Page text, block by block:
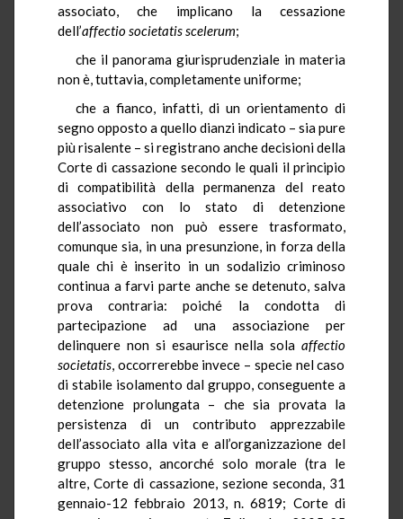
associato, che implicano la cessazione
dell’affectiosocietatis scelerum;
che il panorama giurisprudenziale in materia
non è, tuttavia, completamente uniforme;
che a fianco, infatti, di un orientamento di
segno opposto a quello dianzi indicato – sia pure
più risalente – si registrano anche decisioni della
Corte di cassazione secondo le quali il principio
di compatibilità della permanenza del reato
associativo con lo stato di detenzione
dell’associato non può essere trasformato,
comunque sia, in una presunzione, in forza della
quale chi è inserito in un sodalizio criminoso
continua a farvi parte anche se detenuto, salva
prova contraria: poiché la condotta di
partecipazione ad una associazione per
delinquere non si esaurisce nella sola affectio
societatis, occorrerebbe invece – specie nel caso
di stabile isolamento dal gruppo, conseguente a
detenzione prolungata – che sia provata la
persistenza di un contributo apprezzabile
dell’associato alla vita e all’organizzazione del
gruppo stesso, ancorché solo morale (tra le
altre, Corte di cassazione, sezione seconda, 31
gennaio-12 febbraio 2013, n. 6819; Corte di